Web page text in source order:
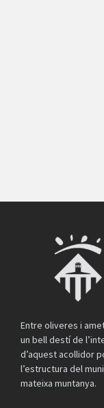
Entre oliveres i
un bell destí de
d’aquest acollidor
l’estructura del
mateixa muntanya.